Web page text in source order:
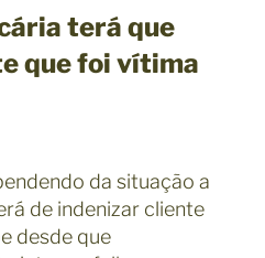
terá que
que foi vítima
da situação a
de indenizar cliente
desde que